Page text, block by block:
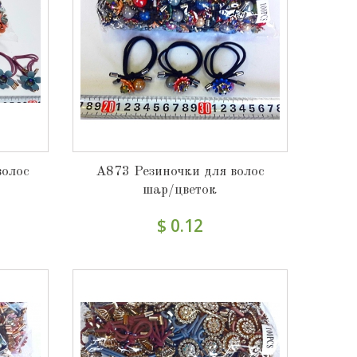
А873 Резиночки для волос
шар/цветок
$ 0.12